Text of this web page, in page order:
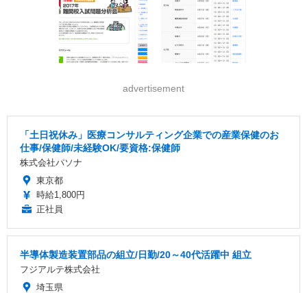
advertisement
「土日祝休み」医療コンサルティング企業での産業保健のお
仕事/保健師/未経験OK/要資格:保健師
株式会社パソナ
東京都
時給1,800円
正社員
半導体製造装置部品の組立/日勤/20～40代活躍中 組立
フジアルテ株式会社
埼玉県